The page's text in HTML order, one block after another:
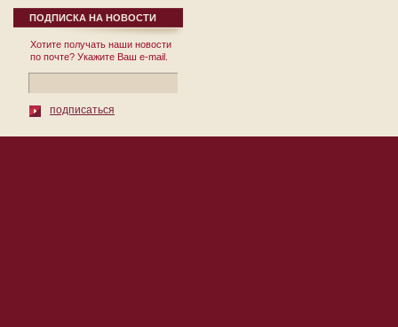
экономики. Выпуск 8.
12 сентября 2007
Сборник научных
трудов Выпуск № 8
Под общей редакцией
332.1 ББК ...
ПОДПИСКА НА НОВОСТИ
Хотите получать наши новости
по почте? Укажите Ваш e-mail.
подписаться